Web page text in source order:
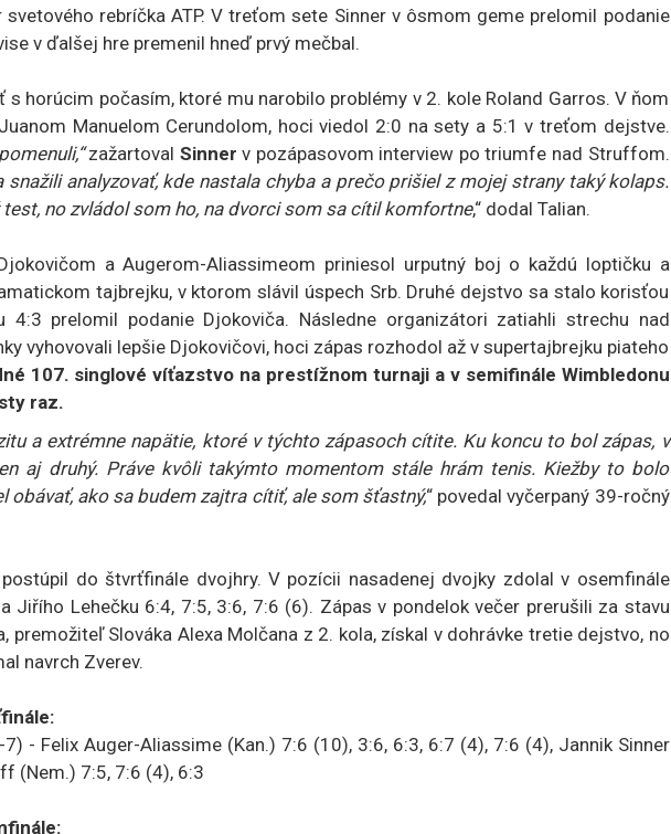
rebríčka ATP. V treťom sete Sinner v ôsmom geme prelomil podanie
v ďalšej hre premenil hneď prvý mečbal.
s horúcim počasím, ktoré mu narobilo problémy v 2. kole Roland Garros. V ňom
Manuelom Cerundolom, hoci viedol 2:0 na sety a 5:1 v treťom dejstve.
zažartoval Sinnerv pozápasovom interview po triumfe nad Struffom.
snažili analyzovať, kde nastala chyba a prečo prišiel z mojej strany taký kolaps.
no zvládol som ho, na dvorci som sa cítil komfortne,“ dodal Talian.
a Augerom-Aliassimeom priniesol urputný boj o každú loptičku a
tajbrejku, v ktorom slávil úspech Srb. Druhé dejstvo sa stalo korisťou
4:3 prelomil podanie Djokoviča. Následne organizátori zatiahli strechu nad
vyhovovali lepšie Djokovičovi, hoci zápas rozhodol až v supertajbrejku piateho
107. singlové víťazstvo na prestížnom turnaji a v semifinále Wimbledonu
raz.
a extrémne napätie, ktoré v týchto zápasoch cítite. Ku koncu to bol zápas, v
aj druhý. Práve kvôli takýmto momentom stále hrám tenis. Kiežby to bolo
obávať, ako sa budem zajtra cítiť, ale som šťastný,“ povedal vyčerpaný 39-ročný
postúpil do štvrťfinále dvojhry. V pozícii nasadenej dvojky zdolal v osemfinále
Jiřího Lehečku 6:4, 7:5, 3:6, 7:6 (6). Zápas v pondelok večer prerušili za stavu
premožiteľ Slováka Alexa Molčana z 2. kola, získal v dohrávke tretie dejstvo, no
navrch Zverev.
Felix Auger-Aliassime (Kan.) 7:6 (10), 3:6, 6:3, 6:7 (4), 7:6 (4), Jannik Sinner
(Nem.) 7:5, 7:6 (4), 6:3